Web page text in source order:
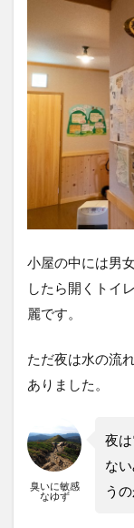
小屋の中には男
したら開くトイ
麗です。
ただ夜は水の流
ありました。
臭いに敏感
なゆず
夜
な
うの